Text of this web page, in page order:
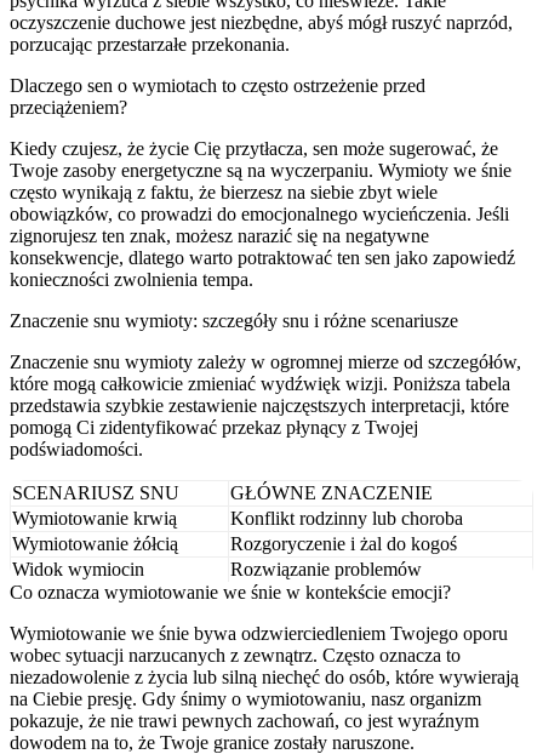
oczyszczenie duchowe jest niezbędne, abyś mógł ruszyć naprzód,
porzucając przestarzałe przekonania.
Dlaczego sen o wymiotach to często ostrzeżenie przed
przeciążeniem?
Kiedy czujesz, że życie Cię przytłacza, sen może sugerować, że
Twoje zasoby energetyczne są na wyczerpaniu. Wymioty we śnie
często wynikają z faktu, że bierzesz na siebie zbyt wiele
obowiązków, co prowadzi do emocjonalnego wycieńczenia. Jeśli
zignorujesz ten znak, możesz narazić się na negatywne
konsekwencje, dlatego warto potraktować ten sen jako zapowiedź
konieczności zwolnienia tempa.
Znaczenie snu wymioty: szczegóły snu i różne scenariusze
Znaczenie snu wymioty zależy w ogromnej mierze od szczegółów,
które mogą całkowicie zmieniać wydźwięk wizji. Poniższa tabela
przedstawia szybkie zestawienie najczęstszych interpretacji, które
pomogą Ci zidentyfikować przekaz płynący z Twojej
podświadomości.
SCENARIUSZ SNU
GŁÓWNE ZNACZENIE
Wymiotowanie krwią
Konflikt rodzinny lub choroba
Wymiotowanie żółcią
Rozgoryczenie i żal do kogoś
Widok wymiocin
Rozwiązanie problemów
Co oznacza wymiotowanie we śnie w kontekście emocji?
Wymiotowanie we śnie bywa odzwierciedleniem Twojego oporu
wobec sytuacji narzucanych z zewnątrz. Często oznacza to
niezadowolenie z życia lub silną niechęć do osób, które wywierają
na Ciebie presję. Gdy śnimy o wymiotowaniu, nasz organizm
pokazuje, że nie trawi pewnych zachowań, co jest wyraźnym
dowodem na to, że Twoje granice zostały naruszone.